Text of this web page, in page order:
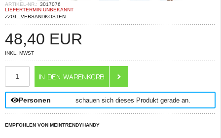
ARTIKEL-NR.: 3017076
LIEFERTERMIN UNBEKANNT
ZZGL. VERSANDKOSTEN
48,40 EUR
INKL. MWST
Personen schauen sich dieses Produkt gerade an.
EMPFOHLEN VON MEINTRENDYHANDY